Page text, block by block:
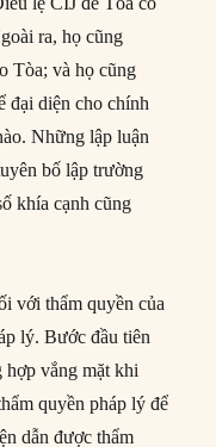
ra, họ cũng
Tòa; và họ cũng
đại diện cho chính
Những lập luận
bố lập trường
khía cạnh cũng
với thẩm quyền của
lý. Bước đầu tiên
hợp vắng mặt khi
quyền pháp lý để
dẫn được thẩm